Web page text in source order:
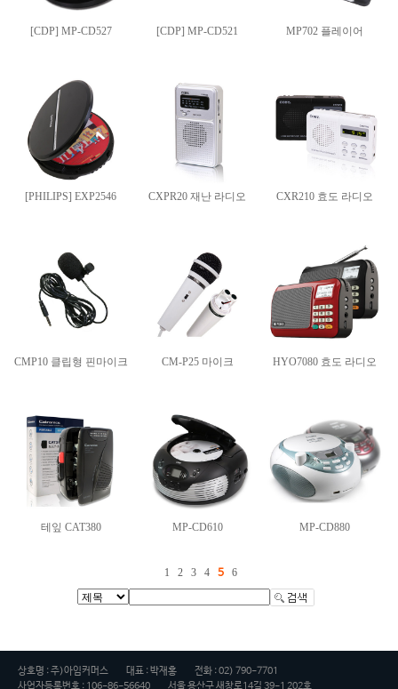
[CDP] MP-CD527 [CDP] MP-CD521 MP702 플레이어
[PHILIPS] EXP2546 CXPR20 재난 라디오 CXR210 효도 라디오
CMP10 클립형 핀마이크 CM-P25 마이크 HYO7080 효도 라디오
테잎 CAT380 MP-CD610 MP-CD880
1 2 3 4 5 6
상호명 : 주)아임커머스 대표 : 박재홍
전화 : 02) 790-7701
사업자등록번호 : 106-86-56640
서울 용산구 새창로14길 39-1 202호